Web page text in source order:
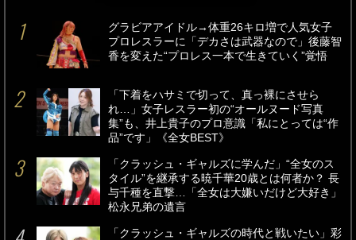
グラビアアイドル→体重26キロ増で人気女子
プロレスラーに「デカさは武器なので」後藤智
香を変えた“プロレス一本で生きていく”覚悟
「下着をハサミで切って、真っ裸にさせら
れ…」女子レスラー初の“オールヌード写真
集”も、井上貴子のプロ意識「私にとっては“作
品”です」《全女BEST》
「クラッシュ・ギャルズに学んだ」“全女のス
タイル”を継承する暁千華20歳とは何者か？ 長
与千種を直撃…「全女は大嫌いだけど大好き」
松永兄弟の遺言
「クラッシュ・ギャルズの時代と戦いたい」彩